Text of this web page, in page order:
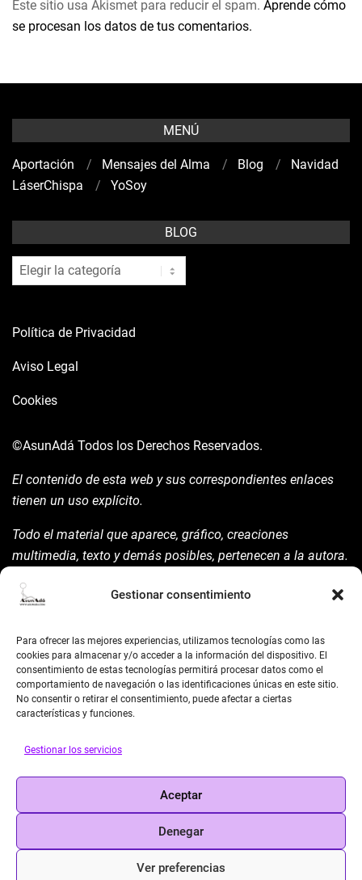
Gestionar consentimiento
Para ofrecer las mejores experiencias, utilizamos tecnologías como las
cookies para almacenar y/o acceder a la información del dispositivo. El
consentimiento de estas tecnologías permitirá procesar datos como el
comportamiento de navegación o las identificaciones únicas en este sitio.
No consentir o retirar el consentimiento, puede afectar a ciertas
características y funciones.
Gestionar los servicios
Aceptar
Denegar
Ver preferencias
Este sitio usa Akismet para reducir el spam. Aprende cómo
se procesan los datos de tus comentarios.
MENÚ
Aportación Mensajes del Alma Blog
Navidad
LáserChispa
YoSoy
BLOG
blog
Política de Privacidad
Aviso Legal
Cookies
©AsunAdá Todos los Derechos Reservados.
El contenido de esta web y sus correspondientes enlaces
tienen un uso explícito.
Todo el material que aparece, gráfico, creaciones
multimedia, texto y demás posibles, pertenecen a la autora.
la mism para ello.
©AsunAdá ​Gracias.